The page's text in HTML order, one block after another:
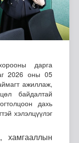
дарга
2026 оны 05
ажиллаж,
байдалтай
дахь
хэлэлцүүлэг
хамгааллын